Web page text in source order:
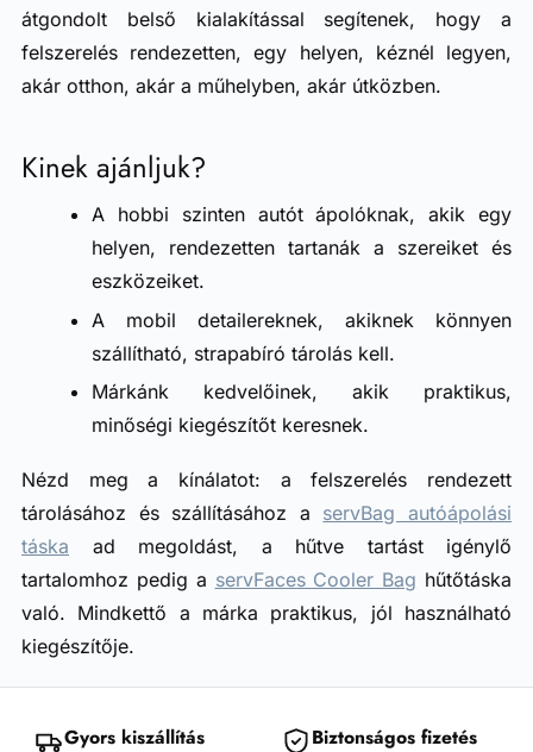
átgondolt belső kialakítással segítenek, hogy a
felszerelés rendezetten, egy helyen, kéznél legyen,
akár otthon, akár a műhelyben, akár útközben.
Kinek ajánljuk?
A hobbi szinten autót ápolóknak, akik egy
helyen, rendezetten tartanák a szereiket és
eszközeiket.
A mobil detailereknek, akiknek könnyen
szállítható, strapabíró tárolás kell.
Márkánk kedvelőinek, akik praktikus,
minőségi kiegészítőt keresnek.
Nézd meg a kínálatot: a felszerelés rendezett
tárolásához és szállításához a servBag autóápolási
táska ad megoldást, a hűtve tartást igénylő
tartalomhoz pedig a servFaces Cooler Bag hűtőtáska
való. Mindkettő a márka praktikus, jól használható
kiegészítője.
Gyors kiszállítás Biztonságos fizetés